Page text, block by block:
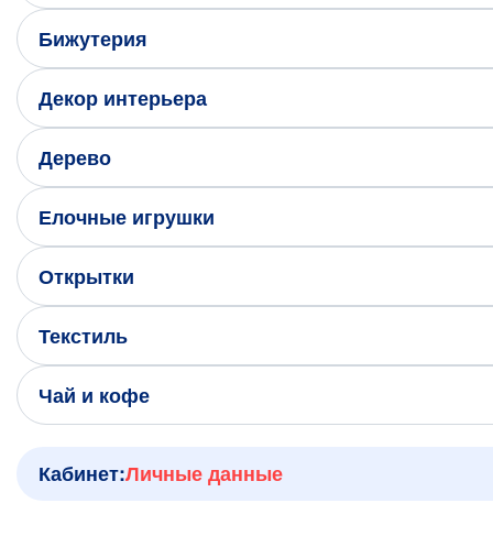
+7 (925) 294-91-85
,
в MAX
Бижутерия
Декор интерьера
Дерево
Елочные игрушки
Открытки
Текстиль
Чай и кофе
Кабинет:Личные данные